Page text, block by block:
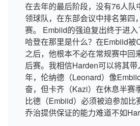
在去年的最后阶段，没有76人队
领球队，在东部会议中排名第四
赛。 Embiid的强迫复出终于进
哈登在那里是什么？在Embiid被
之后，他根本不必在常规赛中回
后赛。我相信Harden可以将其
年，伦纳德（Leonard）像
奋，但卡齐（Kazi）在休息半赛
比德（Embiid）必须被迫参加比
乔治提供保证的能力难道不如